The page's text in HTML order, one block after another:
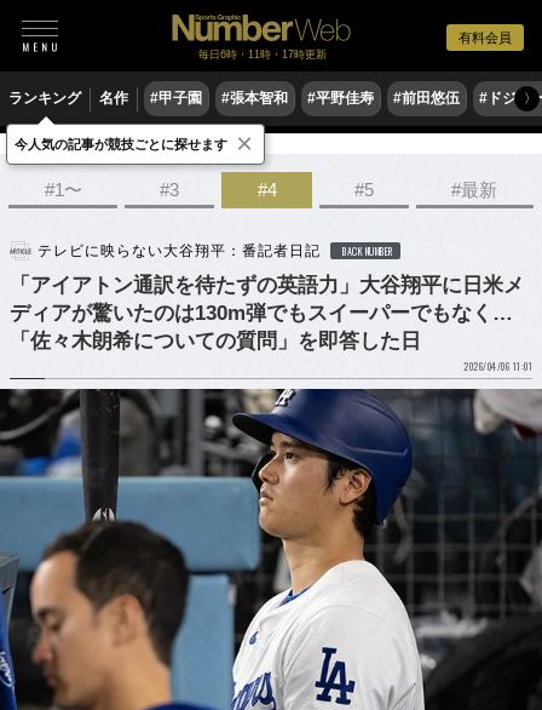
有料会員
毎日6時・11時・17時更新
ランキング 名作 #甲子園 #張本智和 #平野佳寿 #前田悠伍 #ドジャ
〉
野球 MLB
#1〜 #3 #4 #5 #最新
テレビに映らない大谷翔平：番記者日記 BACK NUMBER
「アイアトン通訳を待たずの英語力」大谷翔平に日米メ
ディアが驚いたのは130m弾でもスイーパーでもなく…
「佐々木朗希についての質問」を即答した日
2026/04/06 11:01
今人気の記事が競技ごとに探せます ×